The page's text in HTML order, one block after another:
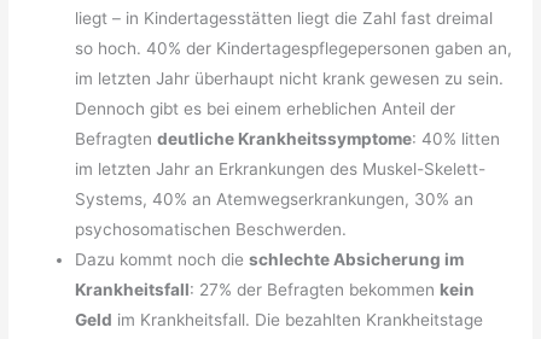
liegt – in Kindertagesstätten liegt die Zahl fast dreimal
so hoch. 40% der Kindertagespflegepersonen gaben an,
im letzten Jahr überhaupt nicht krank gewesen zu sein.
Dennoch gibt es bei einem erheblichen Anteil der
Befragtendeutliche Krankheitssymptome: 40% litten
im letzten Jahr an Erkrankungen des Muskel-Skelett-
Systems, 40% an Atemwegserkrankungen, 30% an
psychosomatischen Beschwerden.
Dazu kommt noch dieschlechte Absicherung im
Krankheitsfall: 27% der Befragten bekommen kein
Geld im Krankheitsfall. Die bezahlten Krankheitstage